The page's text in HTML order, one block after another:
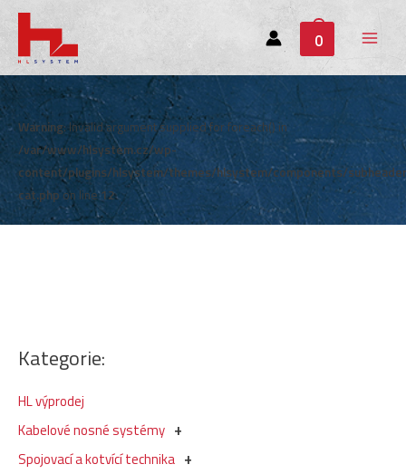
0
Main
Menu
Kategorie:
HL výprodej
Kabelové nosné systémy
Spojovací a kotvící technika
Warning: Invalid argument supplied for foreach() in
/var/www/hlsystem.cz/wp-
content/plugins/hlsystem/themes/hlsystem/components/
cat.phpon line12